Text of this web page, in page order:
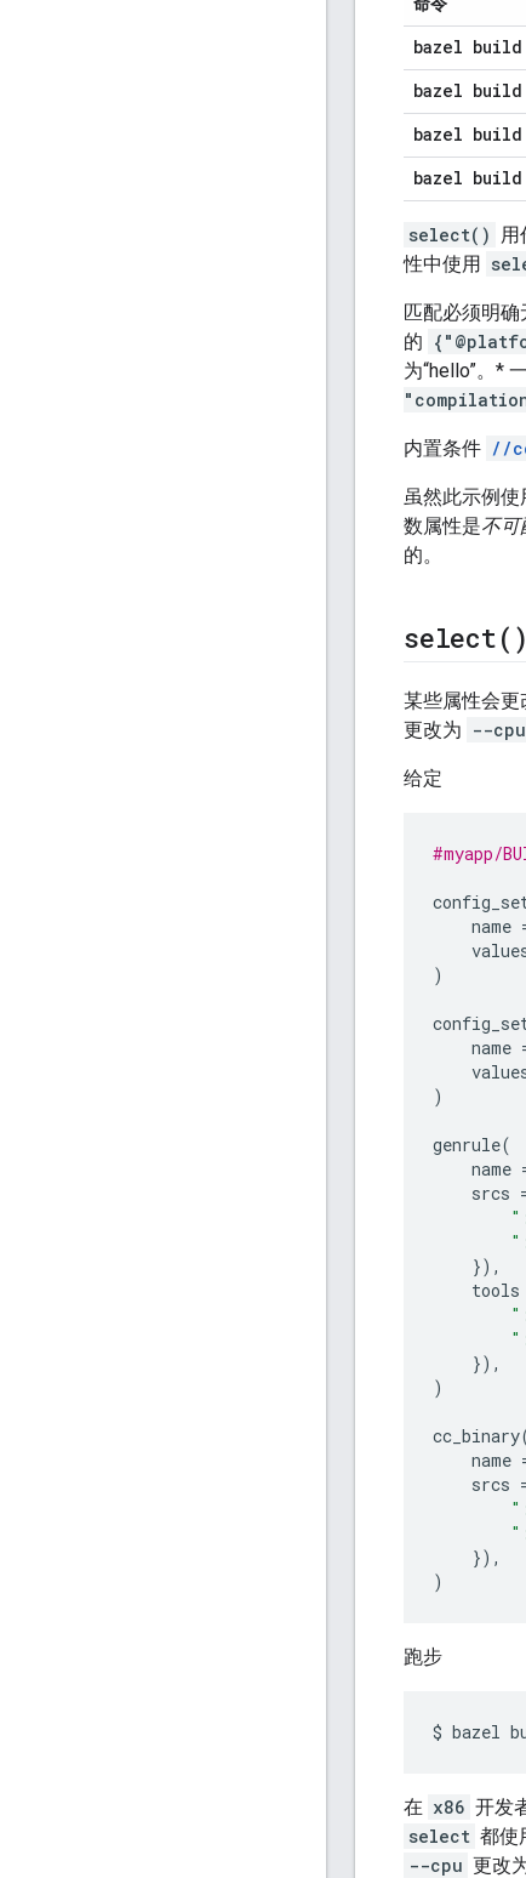
bazel build
bazel build
bazel build
bazel build
select() 用
性中使用
匹配必须明
的
为“hello”。*
内置条件 //
虽然此示例使
数属性是不可
的。
select( )
某些属性会更
更改为 --cpu
给定
#myapp/
name
)
name
)
genrule(
name
srcs
}),
tools
}),
)
cc_binary
name
srcs
}),
)
跑步
$ bazel
在 x86 开发
select 都使
--cpu 更改